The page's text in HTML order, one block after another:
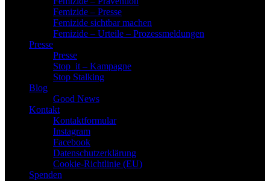
Femizide – Presse
Femizide sichtbar machen
Femizide – Urteile – Prozessmeldungen
Presse
Presse
Stop_it – Kampagne
Stop Stalking
Blog
Good News
Kontakt
Kontaktformular
Instagram
Facebook
Datenschutzerklärung
Cookie-Richtlinie (EU)
Spenden